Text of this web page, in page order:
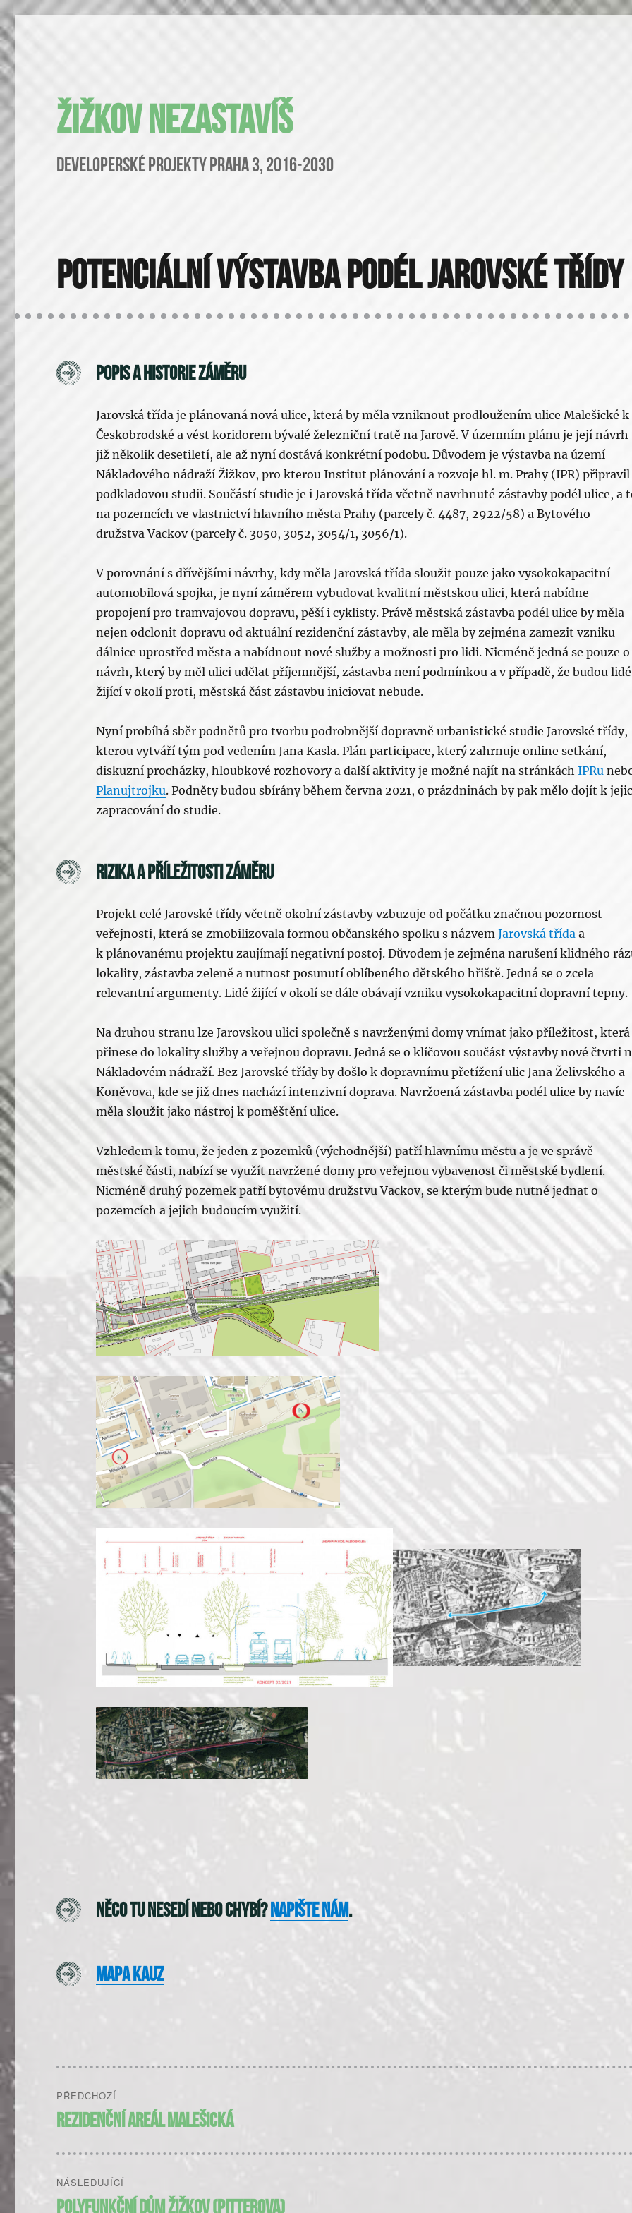
Žižkov nezastavíš
Developerské projekty Praha 3, 2016-2030
Potenciální výstavba podél Jarovské třídy
Popis a historie záměru
Jarovská třída je plánovaná nová ulice, která by měla vzniknout prodloužením ulice Malešické k
Českobrodské a vést koridorem bývalé železniční tratě na Jarově. V územním plánu je její návrh
již několik desetiletí, ale až nyní dostává konkrétní podobu. Důvodem je výstavba na území
Nákladového nádraží Žižkov, pro kterou Institut plánování a rozvoje hl. m. Prahy (IPR) připravil
podkladovou studii. Součástí studie je i Jarovská třída včetně navrhnuté zástavby podél ulice, a
na pozemcích ve vlastnictví hlavního města Prahy (parcely č. 4487, 2922/58) a Bytového
družstva Vackov (parcely č. 3050, 3052, 3054/1, 3056/1).
V porovnání s dřívějšími návrhy, kdy měla Jarovská třída sloužit pouze jako vysokokapacitní
automobilová spojka, je nyní záměrem vybudovat kvalitní městskou ulici, která nabídne
propojení pro tramvajovou dopravu, pěší i cyklisty. Právě městská zástavba podél ulice by měla
nejen odclonit dopravu od aktuální rezidenční zástavby, ale měla by zejména zamezit vzniku
dálnice uprostřed města a nabídnout nové služby a možnosti pro lidi. Nicméně jedná se pouze o
návrh, který by měl ulici udělat příjemnější, zástavba není podmínkou a v případě, že budou lidé
žijící v okolí proti, městská část zástavbu iniciovat nebude.
Nyní probíhá sběr podnětů pro tvorbu podrobnější dopravně urbanistické studie Jarovské třídy,
kterou vytváří tým pod vedením Jana Kasla. Plán participace, který zahrnuje online setkání,
diskuzní procházky, hloubkové rozhovory a další aktivity je možné najít na stránkáchIPRu
Planujtrojku. Podněty budou sbírány během června 2021, o prázdninách by pak mělo dojít k
zapracování do studie.
Rizika a příležitosti záměru
Projekt celé Jarovské třídy včetně okolní zástavby vzbuzuje od počátku značnou pozornost
veřejnosti, která se zmobilizovala formou občanského spolku s názvemJarovská třída a
k plánovanému projektu zaujímají negativní postoj. Důvodem je zejména narušení klidného
lokality, zástavba zeleně a nutnost posunutí oblíbeného dětského hřiště. Jedná se o zcela
relevantní argumenty. Lidé žijící v okolí se dále obávají vzniku vysokokapacitní dopravní tepny.
Na druhou stranu lze Jarovskou ulici společně s navrženými domy vnímat jako příležitost, která
přinese do lokality služby a veřejnou dopravu. Jedná se o klíčovou součást výstavby nové čtvrti
Nákladovém nádraží. Bez Jarovské třídy by došlo k dopravnímu přetížení ulic Jana Želivského a
Koněvova, kde se již dnes nachází intenzivní doprava. Navržoená zástavba podél ulice by navíc
měla sloužit jako nástroj k poměštění ulice.
Vzhledem k tomu, že jeden z pozemků (východnější) patří hlavnímu městu a je ve správě
městské části, nabízí se využít navržené domy pro veřejnou vybavenost či městské bydlení.
Nicméně druhý pozemek patří bytovému družstvu Vackov, se kterým bude nutné jednat o
pozemcích a jejich budoucím využití.
Něco tu nesedí nebo chybí? Napište nám.
Mapa kauz
pro
PŘEDCHOZÍ
Předchozí
Rezidenční areál Malešická
NÁSLEDUJÍCÍ
Následující
Polyfunkční dům Žižkov (Pitterova)